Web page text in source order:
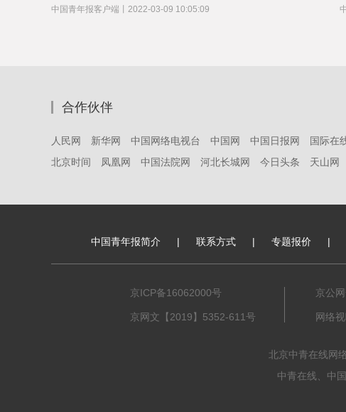
中国青年报客户端 2022-03-09 10:05:09
合作伙伴
人民网 新华网 中国网络电视台 中国网 中国日报网 国际在
北京时间
凤凰网 中国法院网 河北长城网 今日头条 天山网
中国青年报简介 | 联系方式 | 专题报价 |
京ICP备16062000号
京网文【2019】5352-611号
京公
网络
北京中青在线网
中青在线、中